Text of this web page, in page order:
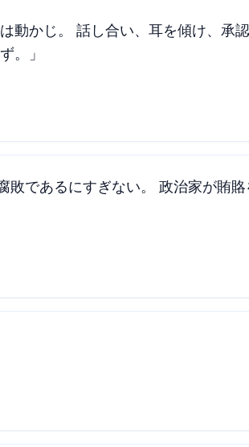
動かじ。 話し合い、耳を傾け、承
。」
敗であるにすぎない。 政治家が賄